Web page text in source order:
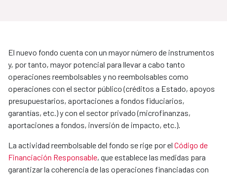
El nuevo fondo cuenta con un mayor número de instrumentos
y, por tanto, mayor potencial para llevar a cabo tanto
operaciones reembolsables y no reembolsables como
operaciones con el sector público (créditos a Estado, apoyos
presupuestarios, aportaciones a fondos fiduciarios,
garantías, etc.) y con el sector privado (microfinanzas,
aportaciones a fondos, inversión de impacto, etc.).
​La actividad reembolsable del fondo se rige por el Código de
Financiación Responsable, que establece las medidas para
garantizar la coherencia de las operaciones financiadas con